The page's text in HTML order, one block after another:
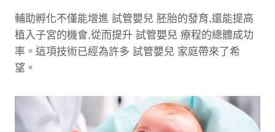
輔助孵化不僅能增進 試管嬰兒 胚胎的發育,還能提高
植入子宮的機會,從而提升 試管嬰兒 療程的總體成功
率。這項技術已經為許多 試管嬰兒 家庭帶來了希
望。